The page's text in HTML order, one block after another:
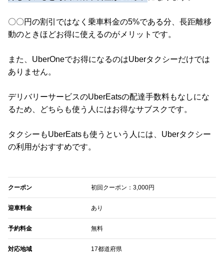
〇〇円の割引ではなく乗車料金の5%である分、長距離移
動のときほどお得に使えるのがメリットです。
また、UberOneでお得になるのはUberタクシーだけでは
ありません。
デリバリーサービスのUberEatsの配達手数料もなしにな
るため、どちらも使う人にはお得なサブスクです。
タクシーもUberEatsも使うという人には、Uberタクシー
の利用がおすすめです。
クーポン 初回クーポン：3,000円
迎車料金 あり
予約料金 無料
対応地域 17都道府県